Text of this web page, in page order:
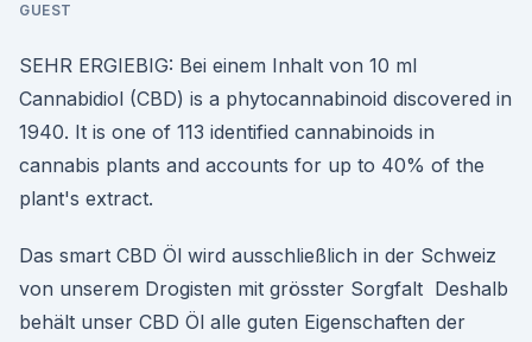
GUEST
SEHR ERGIEBIG: Bei einem Inhalt von 10 ml
Cannabidiol (CBD) is a phytocannabinoid discovered in
1940. It is one of 113 identified cannabinoids in
cannabis plants and accounts for up to 40% of the
plant's extract.
Das smart CBD Öl wird ausschließlich in der Schweiz
von unserem Drogisten mit grösster Sorgfalt Deshalb
behält unser CBD Öl alle guten Eigenschaften der